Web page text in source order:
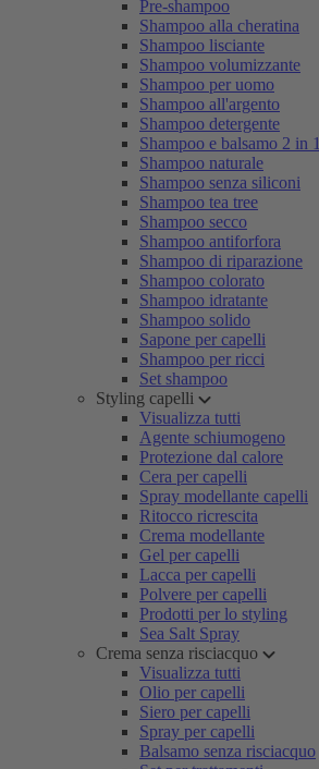
Pre-shampoo
Shampoo alla cheratina
Shampoo lisciante
Shampoo volumizzante
Shampoo per uomo
Shampoo all'argento
Shampoo detergente
Shampoo e balsamo 2 in 1
Shampoo naturale
Shampoo senza siliconi
Shampoo tea tree
Shampoo secco
Shampoo antiforfora
Shampoo di riparazione
Shampoo colorato
Shampoo idratante
Shampoo solido
Sapone per capelli
Shampoo per ricci
Set shampoo
Styling capelli
Visualizza tutti
Agente schiumogeno
Protezione dal calore
Cera per capelli
Spray modellante capelli
Ritocco ricrescita
Crema modellante
Gel per capelli
Lacca per capelli
Polvere per capelli
Prodotti per lo styling
Sea Salt Spray
Crema senza risciacquo
Visualizza tutti
Olio per capelli
Siero per capelli
Spray per capelli
Balsamo senza risciacquo